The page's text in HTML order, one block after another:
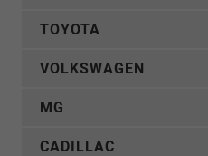
TOYOTA
VOLKSWAGEN
MG
CADILLAC